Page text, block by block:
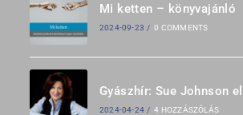
Mi ketten – könyvajánló
2024-09-23 / 0 COMMENTS
Gyászhír: Sue Johnson
2024-04-24 / 4 HOZZÁSZÓLÁS